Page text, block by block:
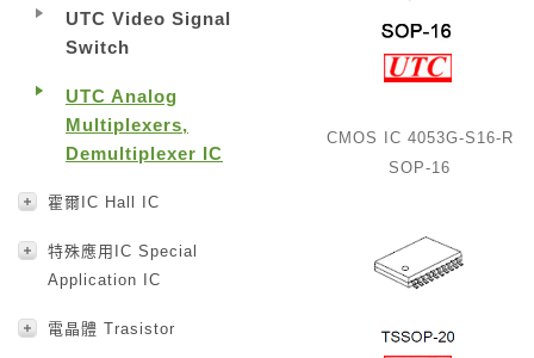
UTC Video Signal
Switch
UTC Analog
Multiplexers,
Demultiplexer IC
霍爾IC Hall IC
特殊應用IC Special
Application IC
電晶體 Trasistor
CMOS IC 4053G-S16-R
SOP-16